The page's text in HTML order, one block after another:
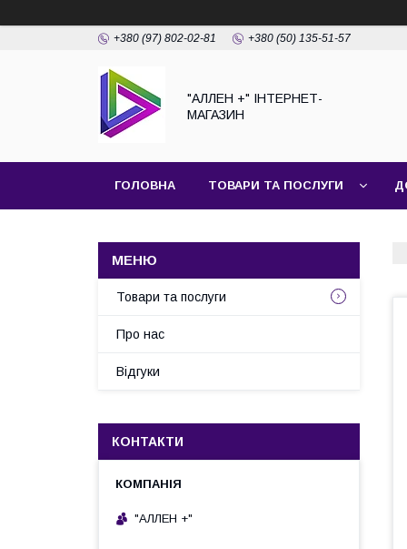
+380 (97) 802-02-81 +380 (50) 135-51-57
"АЛЛЕН +" ІНТЕРНЕТ-
МАГАЗИН
ГОЛОВНА ТОВАРИ ТА ПОСЛУГИ
Товари та послуги
Про нас
Відгуки
КОНТАКТИ
"АЛЛЕН +"